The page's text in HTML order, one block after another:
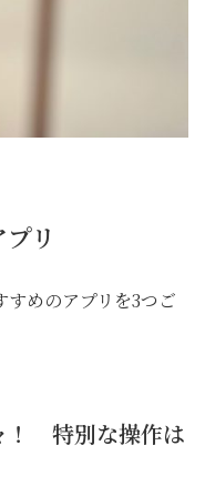
リ
めのアプリを3つご
！ 特別な操作は